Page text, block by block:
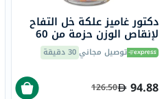
دكتور غاميز علكة خل التفاح
لإنقاص الوزن حزمة من 60
توصيل مجاني30 دقيقة
94.88
126.50